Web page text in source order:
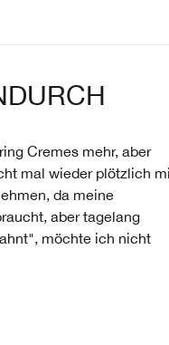
Cremes mehr, aber
mal wieder plötzlich
da meine
aber tagelang
möchte ich nicht